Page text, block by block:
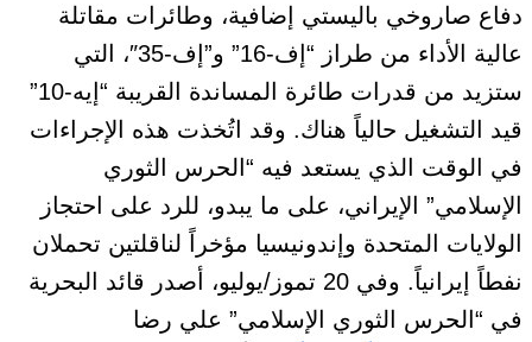
دفاع صاروخي باليستي إضافية، وطائرات مقاتلة
عالية الأداء من طراز “إف-16” و”إف-35″، التي
ستزيد من قدرات طائرة المساندة القريبة “إيه-10”
قيد التشغيل حالياً هناك. وقد اتُخذت هذه الإجراءات
في الوقت الذي يستعد فيه “الحرس الثوري
الإسلامي” الإيراني، على ما يبدو، للرد على احتجاز
الولايات المتحدة وإندونيسيا مؤخراً لناقلتين تحملان
نفطاً إيرانياً. وفي 20 تموز/يوليو، أصدر قائد البحرية
في “الحرس الثوري الإسلامي” علي رضا